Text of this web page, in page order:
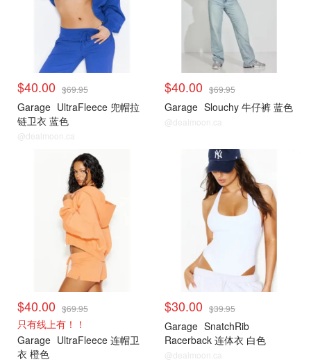
$40.00 $69.95
Garage UltraFleece 兜帽拉
链卫衣 蓝色
@dealmoon.ca
$40.00 $69.95
Garage Slouchy 牛仔裤 蓝色
@dealmoon.ca
$40.00 $69.95
只有线上有！！
Garage UltraFleece 连帽卫
衣 橙色
$30.00 $39.95
Garage SnatchRib
Racerback 连体衣 白色
@dealmoon.ca